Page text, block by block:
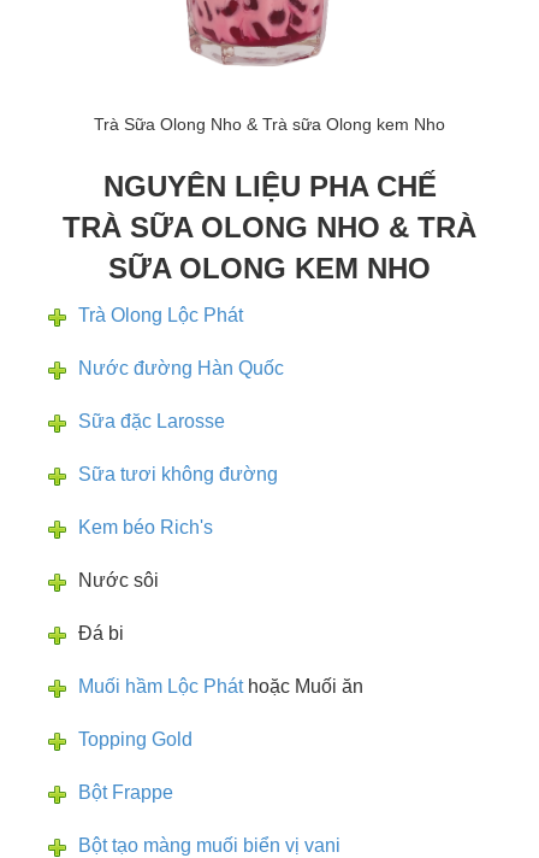
Trà Sữa Olong Nho & Trà sữa Olong kem Nho
NGUYÊN LIỆU PHA CHẾ
TRÀ SỮA OLONG NHO & TRÀ
SỮA OLONG KEM NHO
Trà Olong Lộc Phát
Nước đường Hàn Quốc
Sữa đặc Larosse
Sữa tươi không đường
Kem béo Rich's
Nước sôi
Đá bi
Muối hầm Lộc Pháthoặc Muối ăn
Topping Gold
Bột Frappe
Bột tạo màng muối biển vị vani